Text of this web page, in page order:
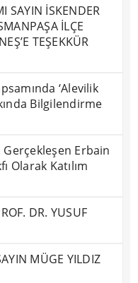
SAYIN İSKENDER
İLÇE
TEŞEKKÜR
‘Alevilik
Bilgilendirme
Gerçekleşen Erbain
Olarak Katılım
DR. YUSUF
MÜGE YILDIZ